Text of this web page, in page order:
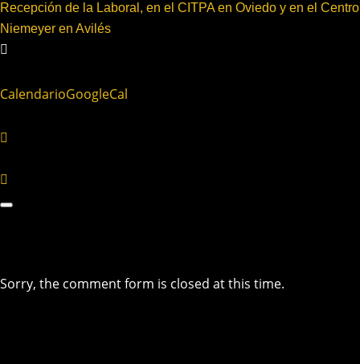
Recepción de la Laboral, en el CITPA en Oviedo y en el Centro
Niemeyer en Avilés
CalendarioGoogleCal
Sorry, the comment form is closed at this time.